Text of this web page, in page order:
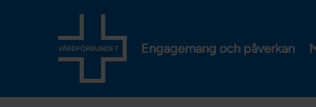
Engagemang och påverkan